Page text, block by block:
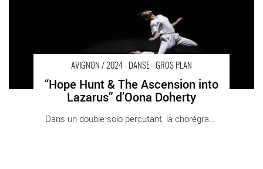
AVIGNON / 2024 - DANSE - GROS PLAN
“Hope Hunt & The Ascension into
Lazarus” d’Oona Doherty
Dans un double solo percutant, la chorégraphe [...]